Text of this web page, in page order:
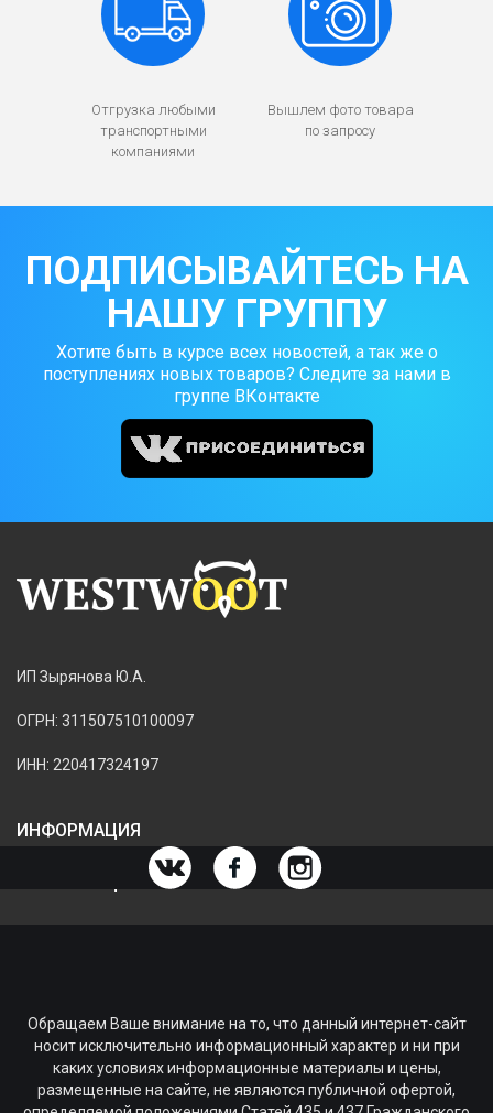
Отгрузка любыми
транспортными
компаниями
Вышлем фото товара
по запросу
ПОДПИСЫВАЙТЕСЬ НА
НАШУ ГРУППУ
Хотите быть в курсе всех новостей, а так же о
поступлениях новых товаров? Следите за нами в
группе ВКонтакте
ИП Зырянова Ю.А.
ОГРН: 311507510100097
ИНН: 220417324197
ИНФОРМАЦИЯ
ИНФОРМАЦИЯ О МАГАЗИНЕ
Обращаем Ваше внимание на то, что данный интернет-сайт
носит исключительно информационный характер и ни при
каких условиях информационные материалы и цены,
размещенные на сайте, не являются публичной офертой,